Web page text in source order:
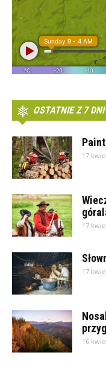
OSTATNIE Z 7 DNI
17
17
17
16